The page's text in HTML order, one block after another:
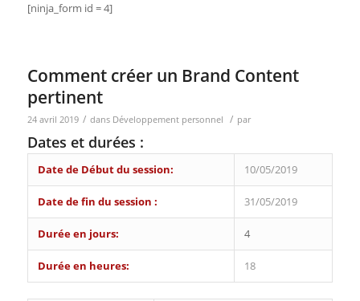
[ninja_form id = 4]
Comment créer un Brand Content
pertinent
24 avril 2019 / dans Développement personnel / par
Dates et durées :
Date de Début du session: 10/05/2019
Date de fin du session : 31/05/2019
Durée en jours: 4
Durée en heures: 18